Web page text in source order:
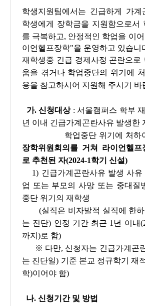
학생지원팀에서는 긴급하게 가계
학생에게 장학금을 지원함으로서
를 극복하고, 안정적인 학업을 이
이언헬프장학"을 운영하고 있습니
재학생중 긴급 경제사정 곤란으로
움을 겪거나 학업중단의 위기에
용을 참고하시어 지원해 주시기 바
가. 신청대상:서울캠퍼스 학부
년 이내 긴급가계곤란사유 발생한
학업중단 위기에 처하
장학위원회의를 거쳐 라이언헬프
로 추천된 자(2024-1학기 신설)
1) 긴급가계곤란사유 발생 사유
업 또는 부모의 사망 또는 중대질
중단 위기의 재학생
(실직은 비자발적 실직에 한하
는 진단) 인정 기간 최근 1년 이내
까지)로 함)
※ 다만, 신청자는 긴급가계곤
는 진단일) 기준 본교 정규학기 재
학)이어야 함)
나. 신청기간 및 방법